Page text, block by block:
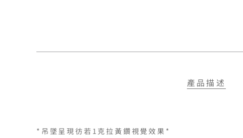
產品描述
*吊墜呈現彷若1克拉黃鑽視覺效果*